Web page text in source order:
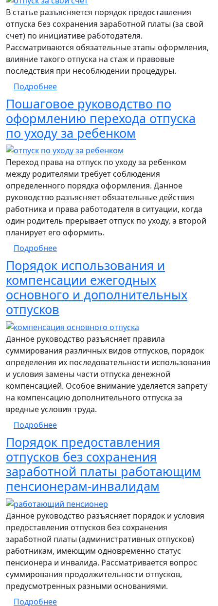
В статье разъясняется порядок предоставления
отпуска без сохранения заработной платы (за свой
счет) по инициативе работодателя.
Рассматриваются обязательные этапы оформления,
влияние такого отпуска на стаж и правовые
последствия при несоблюдении процедуры.
Подробнеео Пошаговая процедура оформления
Пошаговое руководство по
оформлению перехода отпуска
по уходу за ребенком
Переход права на отпуск по уходу за ребенком
между родителями требует соблюдения
определенного порядка оформления. Данное
руководство разъясняет обязательные действия
работника и права работодателя в ситуации, когда
один родитель прерывает отпуск по уходу, а второй
планирует его оформить.
Подробнеео Пошаговое руководство по
Порядок использования и
компенсации ежегодных
основного и дополнительных
отпусков
Данное руководство разъясняет правила
суммирования различных видов отпусков, порядок
определения их последовательности использования
и условия замены части отпуска денежной
компенсацией. Особое внимание уделяется запрету
на компенсацию дополнительного отпуска за
вредные условия труда.
Подробнеео Порядок использования и
Порядок предоставления
отпусков без сохранения
заработной платы работающим
пенсионерам-инвалидам
Данное руководство разъясняет порядок и условия
предоставления отпусков без сохранения
заработной платы (административных отпусков)
работникам, имеющим одновременно статус
пенсионера и инвалида. Рассматривается вопрос
суммирования продолжительности отпусков,
предусмотренных разными основаниями.
Подробнеео Порядок предоставления отпусков